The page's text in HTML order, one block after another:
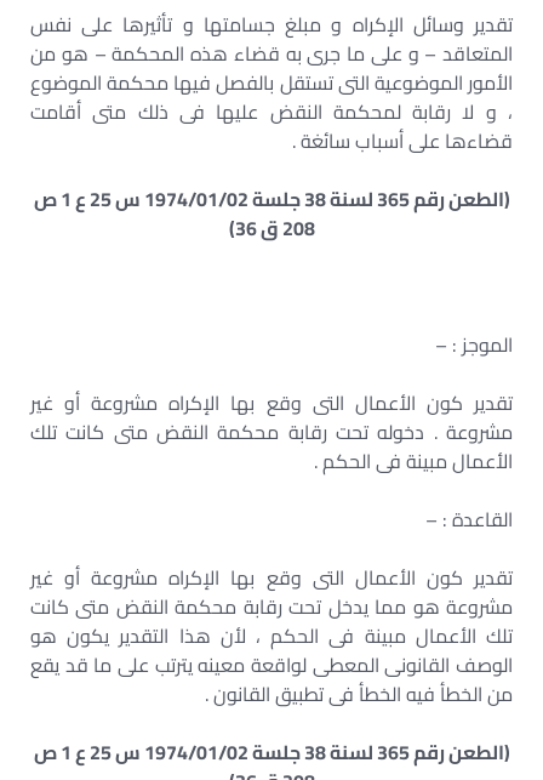
تقدير وسائل الإكراه و مبلغ جسامتها و تأثيرها على نفس
المتعاقد – و على ما جرى به قضاء هذه المحكمة – هو من
الأمور الموضوعية التى تستقل بالفصل فيها محكمة الموضوع
، و لا رقابة لمحكمة النقض عليها فى ذلك متى أقامت
قضاءها على أسباب سائغة .
(الطعن رقم 365 لسنة 38 جلسة 1974/01/02 س 25 ع 1 ص
208 ق 36)
الموجز : –
تقدير كون الأعمال التى وقع بها الإكراه مشروعة أو غير
مشروعة . دخوله تحت رقابة محكمة النقض متى كانت تلك
الأعمال مبينة فى الحكم .
القاعدة : –
تقدير كون الأعمال التى وقع بها الإكراه مشروعة أو غير
مشروعة هو مما يدخل تحت رقابة محكمة النقض متى كانت
تلك الأعمال مبينة فى الحكم ، لأن هذا التقدير يكون هو
الوصف القانونى المعطى لواقعة معينه يترتب على ما قد يقع
من الخطأ فيه الخطأ فى تطبيق القانون .
(الطعن رقم 365 لسنة 38 جلسة 1974/01/02 س 25 ع 1 ص